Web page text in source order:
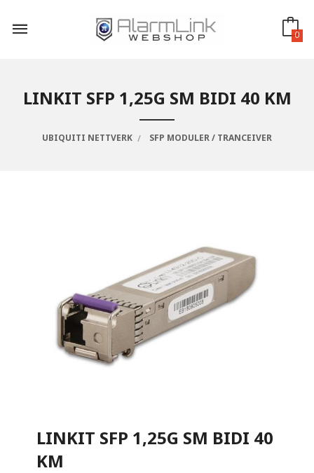
innholdet
0
LINKIT SFP 1,25G SM BIDI 40 KM
UBIQUITI NETTVERK SFP MODULER / TRANCEIVER
LINKIT SFP 1,25G SM BIDI 40
KM